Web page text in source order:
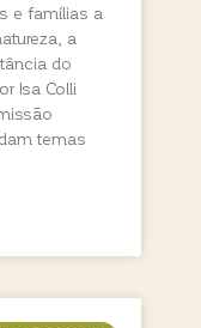
e famílias a
a
do
Isa Colli
temas